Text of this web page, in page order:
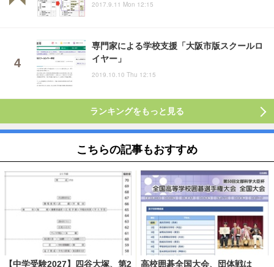
2017.9.11 Mon 12:15
専門家による学校支援「大阪市版スクールロ
イヤー」
2019.10.10 Thu 12:15
ランキングをもっと見る
こちらの記事もおすすめ
【中学受験2027】四谷大塚、第2
高校囲碁全国大会、団体戦は